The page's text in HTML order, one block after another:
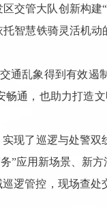
交管大队创新构
智慧铁骑灵活机
乱象得到有效遏
通，也助力打造
现了巡逻与处警
”应用新场景、新
逻管控，现场查